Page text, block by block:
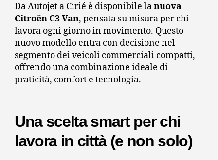
Da Autojet a Cirié è disponibile lanuova
Citroën C3 Van, pensata su misura per chi
lavora ogni giorno in movimento. Questo
nuovo modello entra con decisione nel
segmento dei veicoli commerciali compatti,
offrendo una combinazione ideale di
praticità, comfort e tecnologia.
Una scelta smart per chi
lavora in città (e non solo)